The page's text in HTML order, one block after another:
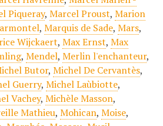
Piqueray, Marcel Proust, Marion
, Marquis de Sade, Mars,
Wijckaert, Max Ernst, Max
, Mendel, Merlin l'enchanteur,
Butor, Michel De Cervantès,
Guerry, Michel Laùbiotte,
Vachey, Michèle Masson,
Mathieu, Mohican, Moise,